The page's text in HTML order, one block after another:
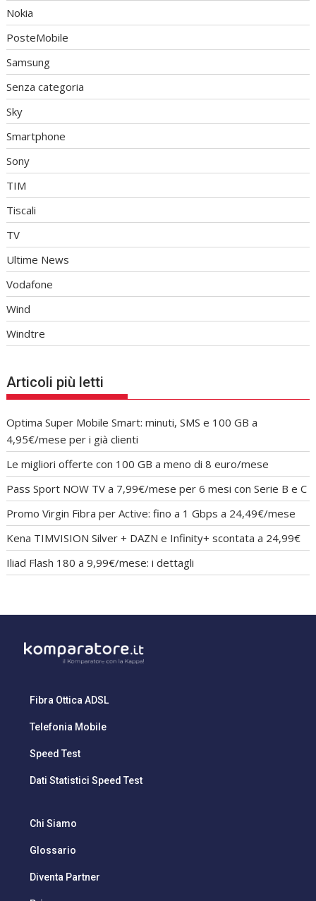
Nokia
PosteMobile
Samsung
Senza categoria
Sky
Smartphone
Sony
TIM
Tiscali
TV
Ultime News
Vodafone
Wind
Windtre
Articoli più letti
Optima Super Mobile Smart: minuti, SMS e 100 GB a
4,95€/mese per i già clienti
Le migliori offerte con 100 GB a meno di 8 euro/mese
Pass Sport NOW TV a 7,99€/mese per 6 mesi con Serie B e C
Promo Virgin Fibra per Active: fino a 1 Gbps a 24,49€/mese
Kena TIMVISION Silver + DAZN e Infinity+ scontata a 24,99€
Iliad Flash 180 a 9,99€/mese: i dettagli
Fibra Ottica ADSL
Telefonia Mobile
Speed Test
Dati Statistici Speed Test
Chi Siamo
Glossario
Diventa Partner